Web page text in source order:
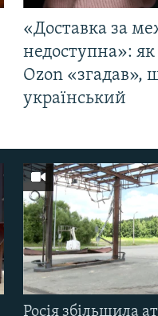
«Доставка за
недоступна»: як
Ozon «згадав»,
український
Росія збільшила